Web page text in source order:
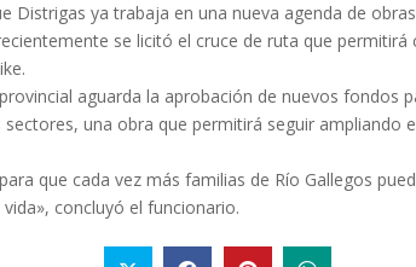
Distrigas ya trabaja en una nueva agenda de
se licitó el cruce de ruta que permitirá
aguarda la aprobación de nuevos fondos
una obra que permitirá seguir ampliando
que cada vez más familias de Río Gallegos
concluyó el funcionario.